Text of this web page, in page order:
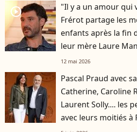
player2
"Il y a un amour qui
Frérot partage les
enfants après la fin
leur mère Laure
12 mai 2026
Pascal Praud avec
Catherine, Caroline
Laurent Solly.... les
avec leurs moitiés à